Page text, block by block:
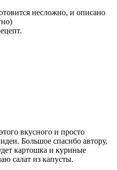
несложно, и описано
вкусного и просто
Большое спасибо автору,
картошка и куриные
салат из капусты.